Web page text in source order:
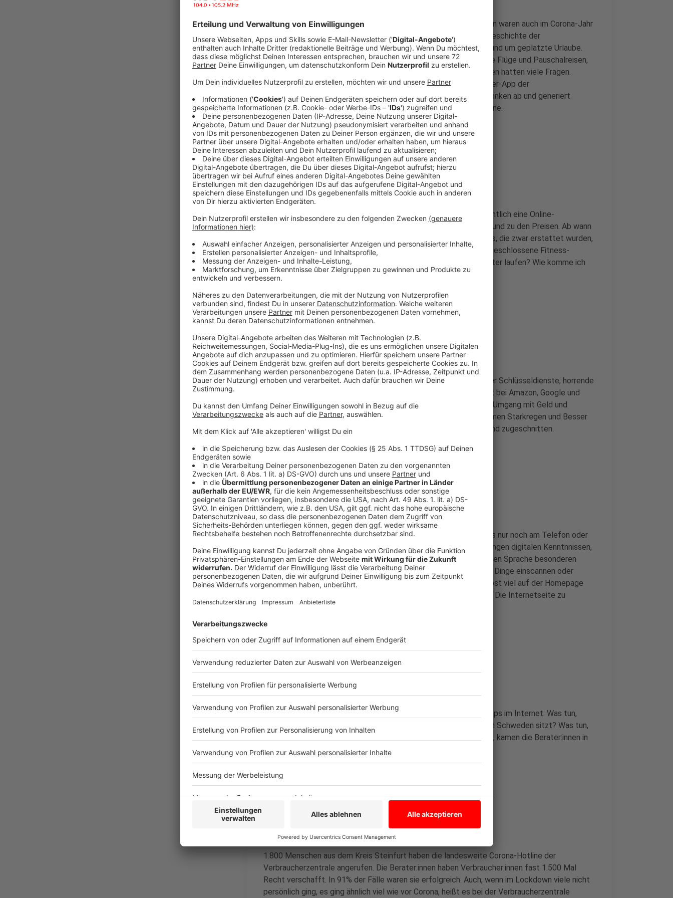
Die Verbraucherzentrale Rheine und ihre Außenstelle in Ibbenbüren waren auch im Corona-Jahr
durchgägnig ereichbar. Haupt-Thema war zum ersten Mal in der Geschichte der
Verbraucherzentrale das Reiserecht, also alles rund ums Buchen und um geplatzte Urlaube.
Was schon 2019 gebucht war, ging plötzlich nicht mehr. Annulierte Flüge und Pauschalreisen,
nicht erstattete Anzahlungen, Umbuchungen - die Vebraucher:innen hatten viele Fragen.
78.000 Mal haben entnervte Kund:innen die landesweite Flug-Ärger-App der
Vebraucherzentrale NRW herunter geladen. Die fragt Flugdatenbanken ab und generiert
automatisch eine passende E-Mail direkt mit der Adresse der Airline.
Anzeige
Neben Reisen viele Freizeit-Themen
Anzeige
Los ging es zu Beginn der Pandemie mit der Frage "Wie geht eigentlich eine Online-
Krankmeldung?" Dann kamen Fragen nach Masken, Corona-Tests und zu den Preisen. Ab wann
ist es Wucher? Oft ging es um ausgefallene Konzerte und Tickets, die zwar erstattet wurden,
allerdings ohne die Vorverkaufsgebühr. Im Lockdown ging es um geschlossene Fitness-
Studios und Fragen rund um die Mitgliedsbeiträge. Dürfen die weiter laufen? Wie komme ich
aus dem Vertrag raus? Sind Gutscheine in Ordnung undundund.
Anzeige
Anzeige
Auch 2020 gab es Themen jenseits von Corona: Dubiose Not- oder Schlüsseldienste, horrende
Kosten für Zahnersatz und schwieriger Zugang zur Datenauskunft bei Amazon, Google und
anderen. 17 Schulkassen haben die Verbraucherschützer:innen im Umgang mit Geld und
Konsum fortgebildet. Dazu kommen Online-Seminare zu den Themen Starkregen und Besser
heizen, speziell auf den Kreis Steinfurt und das Tecklenburger Land zugeschnitten.
Anzeige
Immer mehr online
Anzeige
Überhaupt war "online" das große Thema: Im Lockdown ging vieles nur noch am Telefon oder
per Mail. Dabei hat sich nochmal gezeigt, dass Menschen mit geringen digitalen Kenntnnissen,
wenig Ausstattung an Hardware oder Problemen mit der Deutschen Sprache besonderen
Beratungsbedarf haben. Zum Teil ging es um ganz konkrete Hilfe: Dinge einscannen oder
ausdrucken, Mails verschicken usw. Die Digital Natives finden selbst viel auf der Homepage
der Verbraucherzentrale und wissen besser, sich selbst zu helfen. Die Internetseite zu
Coronafragen hatte 8,2 Millionen Klicks landesweit.
Anzeige
Online-Handel weiter großes Thema
Dazu kam viel Streit mit Online-Händlern oder Ärger mit Fake-Shops im Internet. Was tun,
wenn die Ware aus China nicht ankommt, der Finanzdienstleister in Schweden sitzt? Was tun,
wenn der Zoll sich eingeschaltet hat? Alles zusammen gerechnet, kamen die Berater:innen in
Rheine und Ibbenbüren auf insgesamt knapp 4.350 Anfragen.
1.800 Menschen aus dem Kreis Steinfurt haben die landesweite Corona-Hotline der
Verbraucherzentrale angerufen. Die Berater:innen haben Verbraucher:innen fast 1.500 Mal
Recht verschafft. In 91% der Fälle waren sie erfolgreich. Auch, wenn im Lockdown viele nicht
persönlich ging, es ging ähnlich viel wie vor Corona, heißt es bei der Verbraucherzentrale